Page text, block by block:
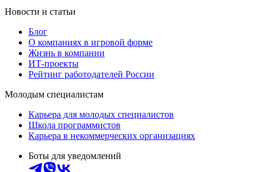
Новости и статьи
Блог
О компаниях в игровой форме
Жизнь в компании
ИТ-проекты
Рейтинг работодателей России
Молодым специалистам
Карьера для молодых специалистов
Школа программистов
Карьера в некоммерческих организациях
Боты для уведомлений